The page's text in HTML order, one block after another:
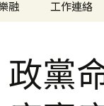
融
事記
實體書出版紀錄
工作連絡
政黨